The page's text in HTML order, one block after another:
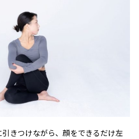
引きつけながら、顔をできるだけ左